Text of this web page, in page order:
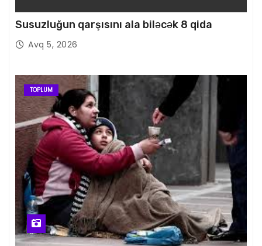
Susuzluğun qarşısını ala biləcək 8 qida
Avq 5, 2026
TOPLUM